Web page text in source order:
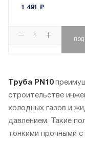
1 491 ₽
Труба PN10
строительстве
холодных газов и
давлением. Такие
тонкими прочными